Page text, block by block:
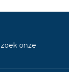
onze